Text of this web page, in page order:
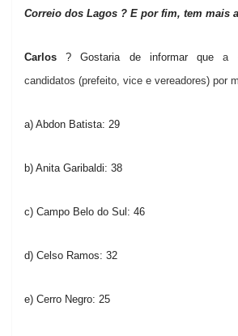
Correio dos Lagos ? E por fim, tem mais
Carlos? Gostaria de informar quea
candidatos (prefeito, vice e vereadores) por
a) Abdon Batista: 29
b) Anita Garibaldi: 38
c) Campo Belo do Sul: 46
d) Celso Ramos: 32
e) Cerro Negro: 25